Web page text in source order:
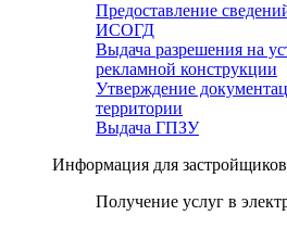
Предоставление
ИСОГД
Выдача разрешения на
рекламной конструкции
Утверждение
территории
Выдача ГПЗУ
Информация для застройщиков
Получение услуг в